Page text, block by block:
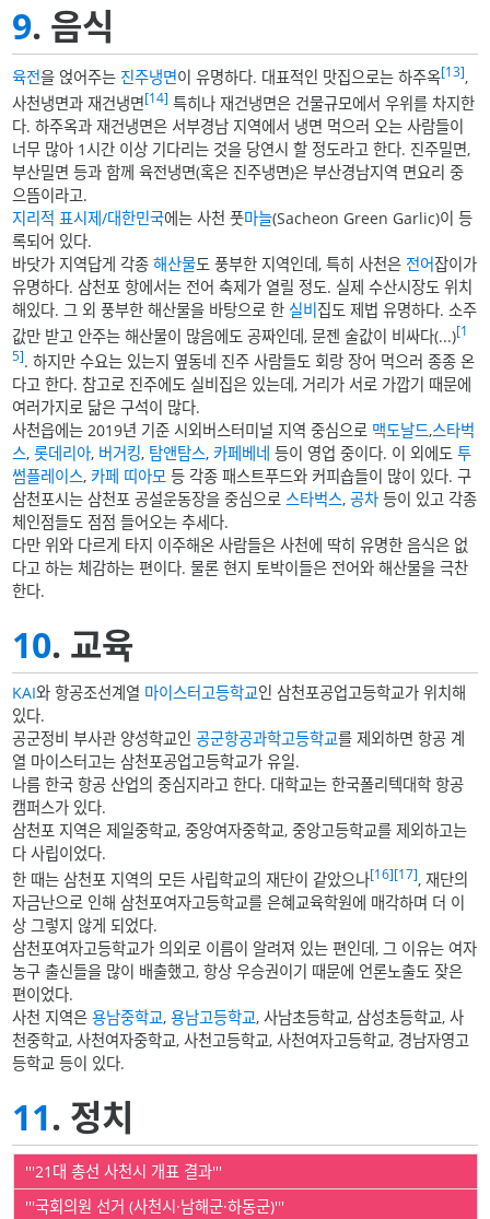
9. 음식
육전을 얹어주는 진주냉면이 유명하다. 대표적인 맛집으로는 하주옥[13],
사천냉면과 재건냉면[14] 특히나 재건냉면은 건물규모에서 우위를 차지한
다. 하주옥과 재건냉면은 서부경남 지역에서 냉면 먹으러 오는 사람들이
너무 많아 1시간 이상 기다리는 것을 당연시 할 정도라고 한다. 진주밀면,
부산밀면 등과 함께 육전냉면(혹은 진주냉면)은 부산경남지역 면요리 중
으뜸이라고.
지리적 표시제/대한민국에는 사천 풋마늘(Sacheon Green Garlic)이 등
록되어 있다.
바닷가 지역답게 각종해산물도 풍부한 지역인데, 특히 사천은 전어잡이가
유명하다. 삼천포 항에서는 전어 축제가 열릴 정도. 실제 수산시장도 위치
해있다. 그 외 풍부한 해산물을 바탕으로 한 실비집도 제법 유명하다. 소주
값만 받고 안주는 해산물이 많음에도 공짜인데, 문젠 술값이 비싸다(...)[1
5]. 하지만 수요는 있는지 옆동네 진주 사람들도 회랑 장어 먹으러 종종 온
다고 한다. 참고로 진주에도 실비집은 있는데, 거리가 서로 가깝기 때문에
여러가지로 닮은 구석이 많다.
사천읍에는 2019년 기준 시외버스터미널 지역 중심으로 맥도날드,스타벅
스,롯데리아, 버거킹, 탐앤탐스, 카페베네 등이 영업 중이다. 이 외에도투
썸플레이스, 카페 띠아모 등 각종 패스트푸드와 커피숍들이 많이 있다. 구
삼천포시는 삼천포 공설운동장을 중심으로스타벅스,공차 등이 있고 각종
체인점들도 점점 들어오는 추세다.
다만 위와 다르게 타지 이주해온 사람들은 사천에 딱히 유명한 음식은 없
다고 하는 체감하는 편이다. 물론 현지 토박이들은 전어와 해산물을 극찬
한다.
10. 교육
KAI와 항공조선계열 마이스터고등학교인 삼천포공업고등학교가 위치해
있다.
공군정비 부사관 양성학교인공군항공과학고등학교를 제외하면 항공 계
열 마이스터고는 삼천포공업고등학교가 유일.
나름 한국 항공 산업의 중심지라고 한다. 대학교는 한국폴리텍대학 항공
캠퍼스가 있다.
삼천포 지역은 제일중학교, 중앙여자중학교, 중앙고등학교를 제외하고는
다 사립이었다.
한 때는 삼천포 지역의 모든 사립학교의 재단이 같았으나[16][17], 재단의
자금난으로 인해 삼천포여자고등학교를 은혜교육학원에 매각하며 더 이
상 그렇지 않게 되었다.
삼천포여자고등학교가 의외로 이름이 알려져 있는 편인데, 그 이유는 여자
농구 출신들을 많이 배출했고, 항상 우승권이기 때문에 언론노출도 잦은
편이었다.
사천 지역은용남중학교,용남고등학교, 사남초등학교, 삼성초등학교, 사
천중학교, 사천여자중학교, 사천고등학교, 사천여자고등학교, 경남자영고
등학교 등이 있다.
11. 정치
'''21대 총선 사천시 개표 결과'''
'''국회의원 선거 (사천시·남해군·하동군)'''